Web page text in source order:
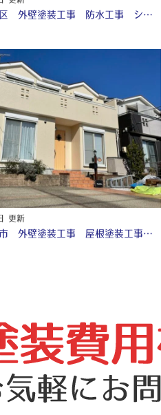
名古屋市守山区 外壁塗装工事 防水工事 シーリング工事 ♧
更新
愛知県尾張旭市 外壁塗装工事 屋根塗装工事 防水工事 シーリング工事 ♧